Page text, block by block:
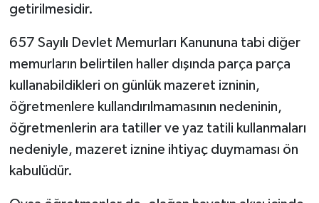
getirilmesidir.
657 Sayılı Devlet Memurları Kanununa tabi diğer
memurların belirtilen haller dışında parça parça
kullanabildikleri on günlük mazeret izninin,
öğretmenlere kullandırılmamasının nedeninin,
öğretmenlerin ara tatiller ve yaz tatili kullanmaları
nedeniyle, mazeret iznine ihtiyaç duymaması ön
kabulüdür.